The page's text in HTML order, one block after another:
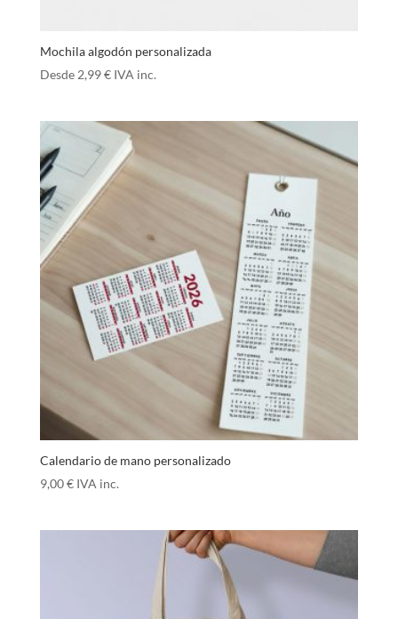
Mochila algodón personalizada
Desde 2,99€ IVA inc.
Calendario de mano personalizado
9,00€ IVA inc.